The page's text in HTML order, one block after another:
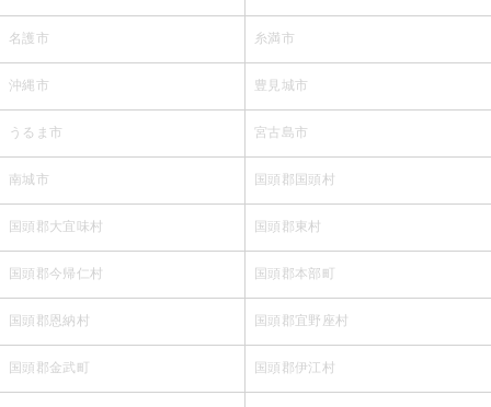
名護市 糸満市
沖縄市 豊見城市
うるま市 宮古島市
南城市 国頭郡国頭村
国頭郡大宜味村 国頭郡東村
国頭郡今帰仁村 国頭郡本部町
国頭郡恩納村 国頭郡宜野座村
国頭郡金武町 国頭郡伊江村